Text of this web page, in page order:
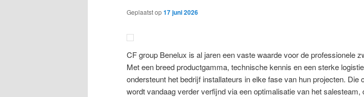
Geplaatst op17 juni 2026
CF group Benelux is al jaren een vaste waarde voor de professionele
Met een breed productgamma, technische kennis en een sterke
ondersteunt het bedrijf installateurs in elke fase van hun projecten. Die
wordt vandaag verder verfijnd via een optimalisatie van het salesteam,